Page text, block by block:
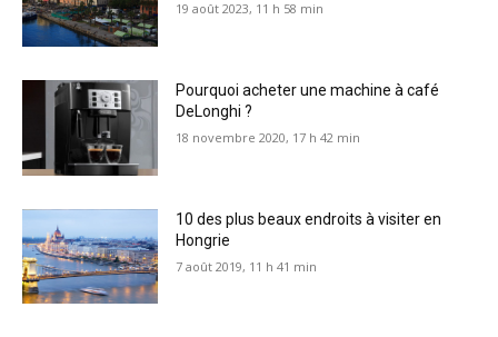
19 août 2023, 11 h 58 min
Pourquoi acheter une machine à café
DeLonghi ?
18 novembre 2020, 17 h 42 min
10 des plus beaux endroits à visiter en
Hongrie
7 août 2019, 11 h 41 min